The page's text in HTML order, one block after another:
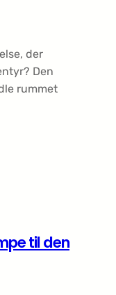
der
Den
rummet
til den